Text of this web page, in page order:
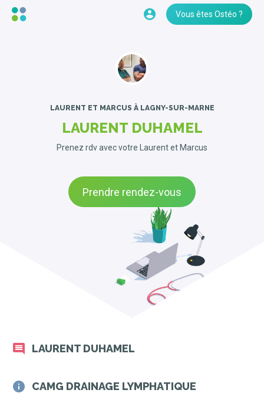
Vous êtes Ostéo ?
LAURENT ET MARCUS À LAGNY-SUR-MARNE
LAURENT DUHAMEL
Prenez rdv avec votre Laurent et Marcus
Prendre rendez-vous
LAURENT DUHAMEL
CAMG DRAINAGE LYMPHATIQUE